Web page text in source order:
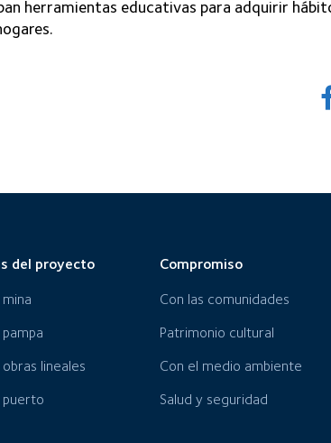
herramientas educativas para adquirir
del proyecto
lineales
puerto
Compromiso
Con las comunidades
Patrimonio cultural
Con el medio ambiente
Salud y seguridad